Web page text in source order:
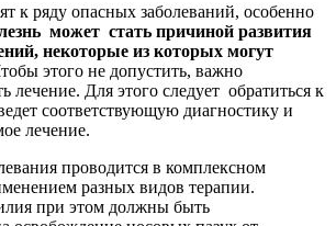
к ряду опасных заболеваний, особенно
может стать причиной развития
некоторые из которых могут
этого не допустить, важно
лечение. Для этого следует обратиться к
соответствующую диагностику и
лечение.
проводится в комплексном
разных видов терапии.
при этом должны быть